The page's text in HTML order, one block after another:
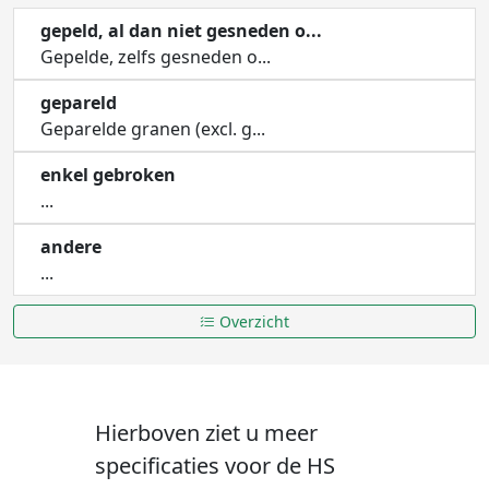
gepeld, al dan niet gesneden o...
Gepelde, zelfs gesneden o...
gepareld
Geparelde granen (excl. g...
enkel gebroken
...
andere
...
Overzicht
Hierboven ziet u meer
specificaties voor de HS